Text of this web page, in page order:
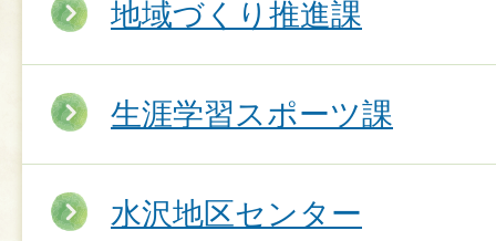
地域づくり推進課
生涯学習スポーツ課
水沢地区センター